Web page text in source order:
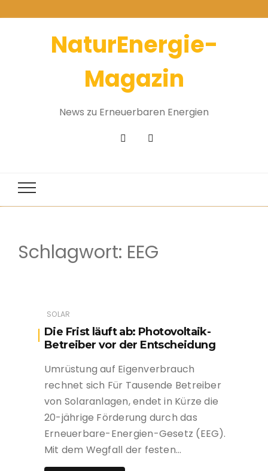
NaturEnergie-
Magazin
News zu Erneuerbaren Energien
Schlagwort: EEG
SOLAR
Die Frist läuft ab: Photovoltaik-
Betreiber vor der Entscheidung
Umrüstung auf Eigenverbrauch
rechnet sich Für Tausende Betreiber
von Solaranlagen, endet in Kürze die
20-jährige Förderung durch das
Erneuerbare-Energien-Gesetz (EEG).
Mit dem Wegfall der festen…